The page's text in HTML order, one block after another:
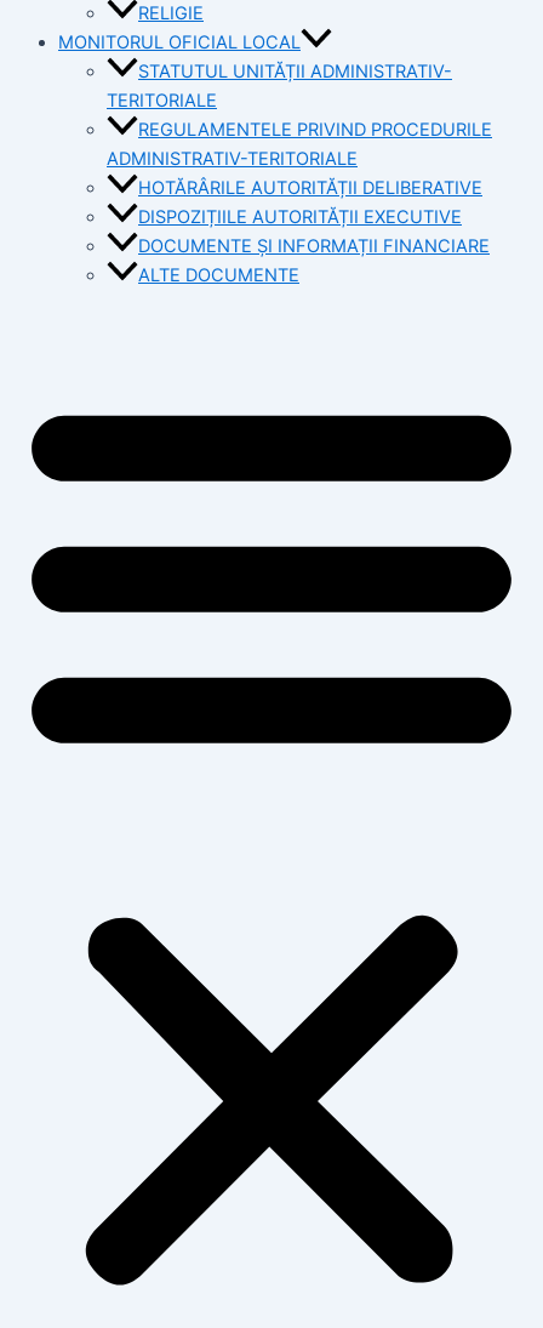
RELIGIE
MONITORUL OFICIAL LOCAL
STATUTUL UNITĂȚII ADMINISTRATIV-
TERITORIALE
REGULAMENTELE PRIVIND PROCEDURILE
ADMINISTRATIV-TERITORIALE
HOTĂRÂRILE AUTORITĂȚII DELIBERATIVE
DISPOZIȚIILE AUTORITĂȚII EXECUTIVE
DOCUMENTE ȘI INFORMAȚII FINANCIARE
ALTE DOCUMENTE